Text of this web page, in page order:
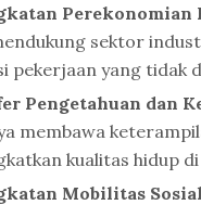
Perekonomian
sektor
pekerjaan yang tidak
Pengetahuan dan
membawa
kualitas hidup
Mobilitas